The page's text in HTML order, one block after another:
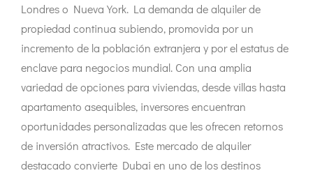
Londres o Nueva York. La demanda de alquiler de
propiedad continua subiendo, promovida por un
incremento de la población extranjera y por el estatus de
enclave para negocios mundial. Con una amplia
variedad de opciones para viviendas, desde villas hasta
apartamento asequibles, inversores encuentran
oportunidades personalizadas que les ofrecen retornos
de inversión atractivos. Este mercado de alquiler
destacado convierte Dubai en uno de los destinos